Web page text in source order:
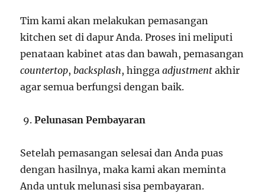
Tim kami akan melakukan pemasangan
kitchen set di dapur Anda. Proses ini meliputi
penataan kabinet atas dan bawah, pemasangan
countertop, backsplash, hinggaadjustment akhir
agar semua berfungsi dengan baik.
Pelunasan Pembayaran
Setelah pemasangan selesai dan Anda puas
dengan hasilnya, maka kami akan meminta
Anda untuk melunasi sisa pembayaran.